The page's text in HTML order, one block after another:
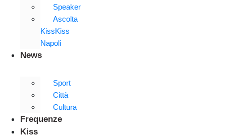
Speaker
Ascolta
KissKiss
Napoli
News
Sport
Città
Cultura
Frequenze
Kiss